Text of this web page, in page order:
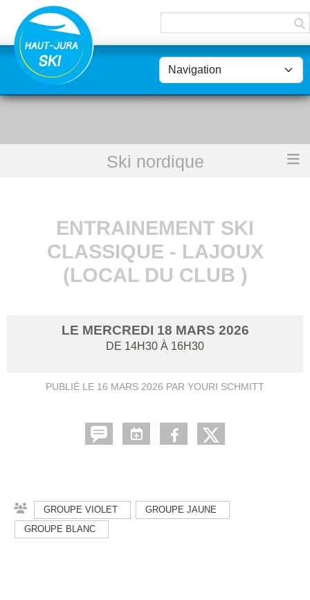
Ski nordique
Entrainement ski classique - lajoux (local du club )
ENTRAINEMENT SKI
CLASSIQUE - LAJOUX
(LOCAL DU CLUB )
LE MERCREDI 18 MARS 2026
DE 14H30 À 16H30
PUBLIÉ LE 16 MARS 2026 PAR YOURI SCHMITT
GROUPE VIOLET
GROUPE JAUNE
GROUPE BLANC
Panneau de gestion des cookies